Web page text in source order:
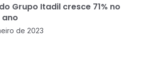
Grupo Itadil cresce 71% no
de 2023